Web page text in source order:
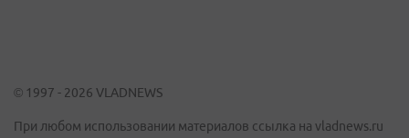
© 1997 - 2026 VLADNEWS
При любом использовании материалов ссылка на vladnews.ru